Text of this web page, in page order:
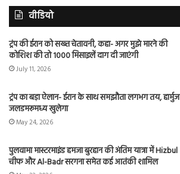
वीडियो
ट्रंप की ईरान को सख्त चेतावनी, कहा- अगर मुझे मारने की
कोशिश की तो 1000 मिसाइलें दाग दी जाएंगी
July 11, 2026
ट्रंप का बड़ा ऐलान- ईरान के साथ समझौता लगभग तय, हार्मुज
जलडमरूमध्य खुलेगा
May 24, 2026
पुलवामा मास्टरमाइंड हमजा बुरहान की अंतिम यात्रा में Hizbul
चीफ और Al-Badr सरगना समेत कई आतंकी शामिल